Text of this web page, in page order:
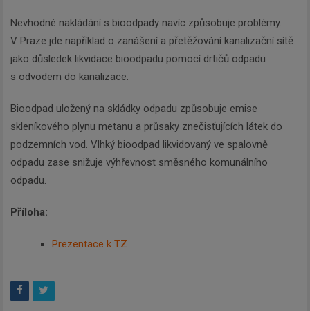
Nevhodné nakládání s bioodpady navíc způsobuje problémy.
V Praze jde například o zanášení a přetěžování kanalizační sítě
jako důsledek likvidace bioodpadu pomocí drtičů odpadu
s odvodem do kanalizace.
Bioodpad uložený na skládky odpadu způsobuje emise
skleníkového plynu metanu a průsaky znečisťujících látek do
podzemních vod. Vlhký bioodpad likvidovaný ve spalovně
odpadu zase snižuje výhřevnost směsného komunálního
odpadu.
Příloha:
Prezentace k TZ